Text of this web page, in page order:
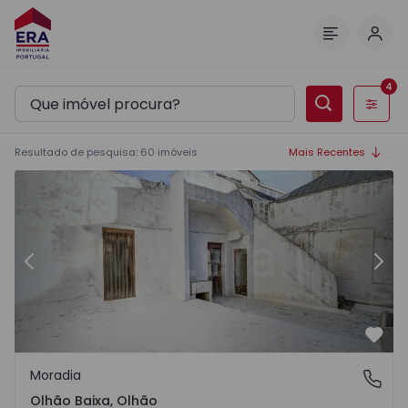
Filtros
4
Resultado de pesquisa: 60 imóveis Mais Recentes
Moradia T5 Olhão, Olhão Baixa - 1566627 - 3
Anterior
Olhão Baixa, Olhão
Moradia
Olhão Baixa, Olhão